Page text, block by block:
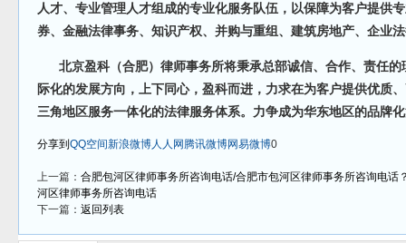
人才、专业管理人才组成的专业化服务队伍，以保障为客户提供
券、金融法律事务、知识产权、并购与重组、建筑房地产、企业
北京盈科（合肥）律师事务所将秉承总部诚信、合作、责任的
际化的发展方向，上下同心，盈科而进，力求在为客户提供优质
三角地区服务一体化的法律服务体系。力争成为华东地区的品牌
分享到 QQ空间新浪微博人人网 腾讯微博网易微博0
上一篇： 合肥包河区律师事务所咨询电话/合肥市包河区律师事务所咨询电
河区律师事务所咨询电话
下一篇： 返回列表